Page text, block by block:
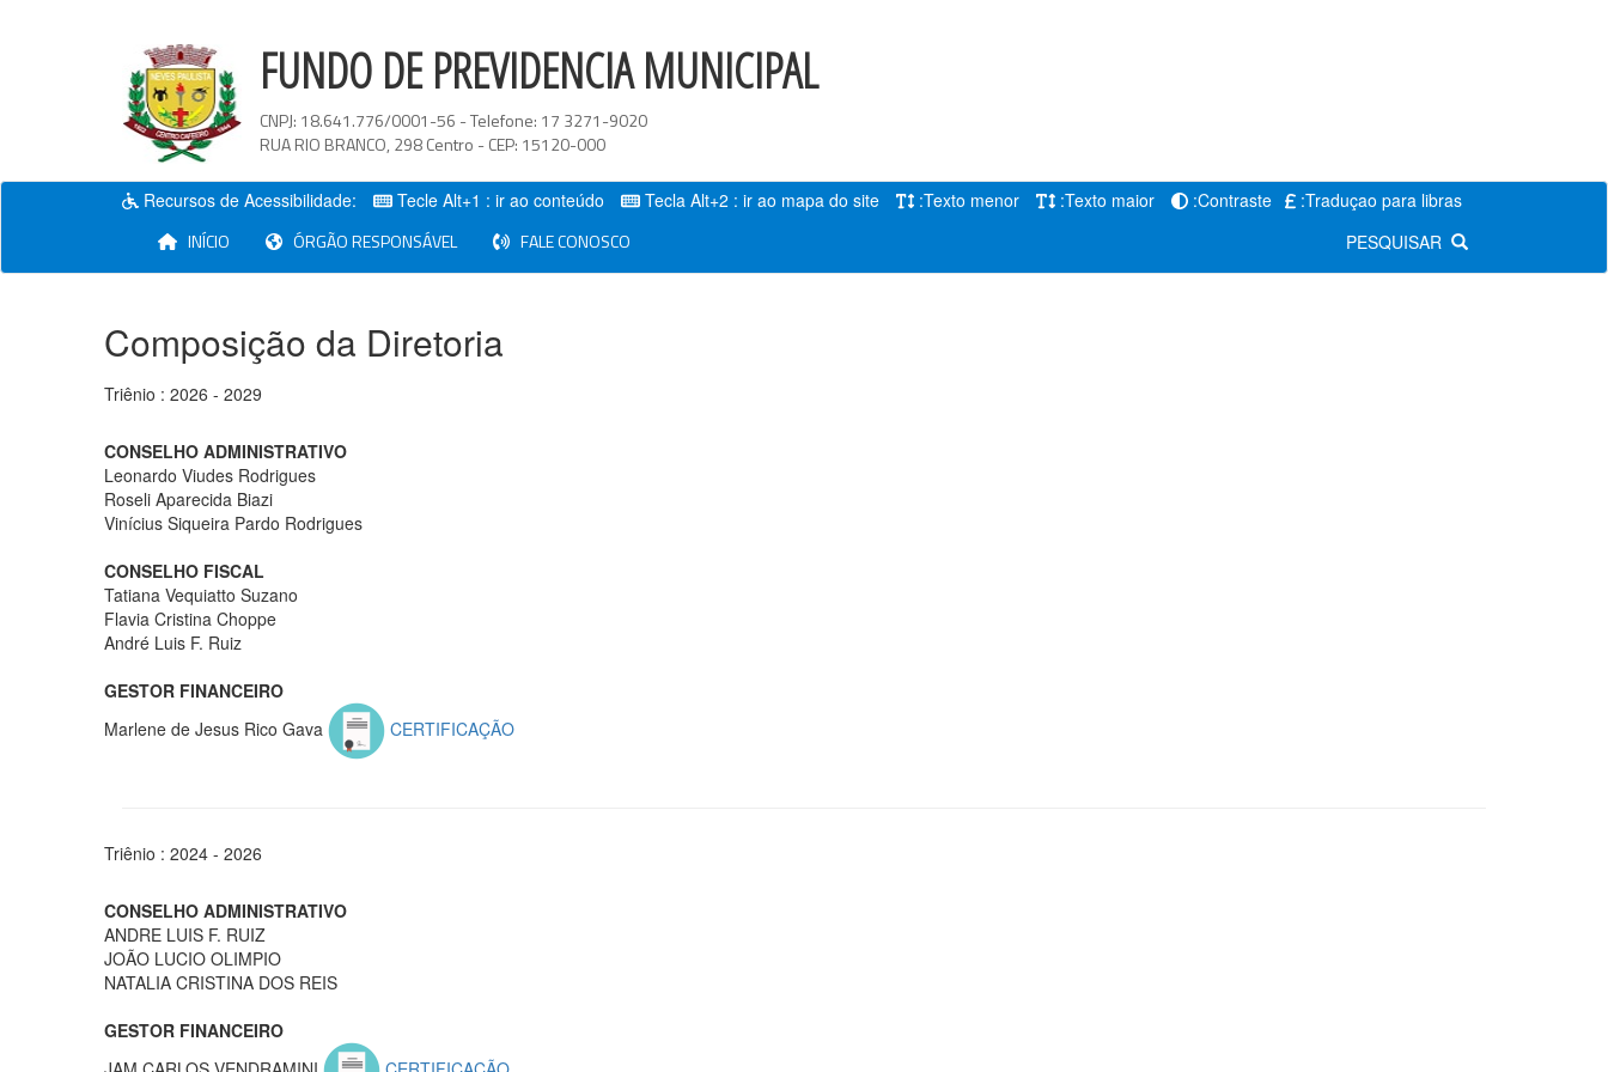
FUNDO DE PREVIDENCIA MUNICIPAL
CNPJ: 18.641.776/0001-56 - Telefone: 17 3271-9020
RUA RIO BRANCO, 298Centro - CEP: 15120-000
Recursos de Acessibilidade: Tecle Alt+1 : ir ao conteúdo Tecla Alt+2 : ir ao mapa do site :Texto menor :Texto maior :Contraste :Traduçao para libras
INÍCIO(current)ÓRGÃO RESPONSÁVEL FALE CONOSCO PESQUISAR
Composição da Diretoria
Triênio : 2026 - 2029
CONSELHO ADMINISTRATIVO
Leonardo Viudes Rodrigues
Roseli Aparecida Biazi
Vinícius Siqueira Pardo Rodrigues
CONSELHO FISCAL
Tatiana Vequiatto Suzano
Flavia Cristina Choppe
André Luis F. Ruiz
GESTOR FINANCEIRO
Marlene de Jesus Rico Gava
CERTIFICAÇÃO
Triênio : 2024 - 2026
CONSELHO ADMINISTRATIVO
ANDRE LUIS F. RUIZ
JOÃO LUCIO OLIMPIO
NATALIA CRISTINA DOS REIS
GESTOR FINANCEIRO